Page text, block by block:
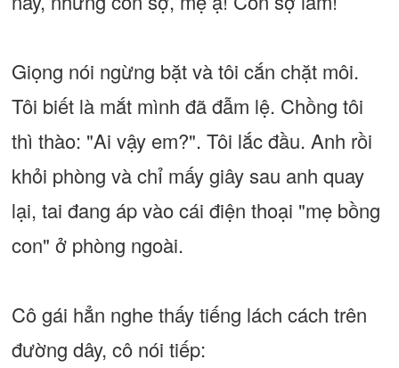
Giọng nói ngừng bặt và tôi cắn chặt môi.
Tôi biết là mắt mình đã đẫm lệ. Chồng tôi
thì thào: "Ai vậy em?". Tôi lắc đầu. Anh rồi
khỏi phòng và chỉ mấy giây sau anh quay
lại, tai đang áp vào cái điện thoại "mẹ bồng
con" ở phòng ngoài.
Cô gái hẳn nghe thấy tiếng lách cách trên
đường dây, cô nói tiếp: